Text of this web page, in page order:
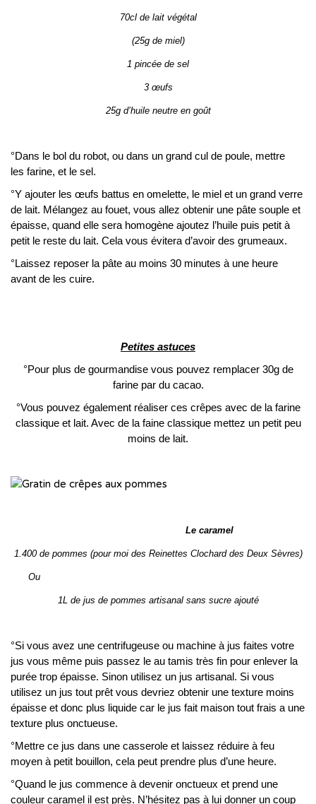
70cl de lait végétal
(25g de miel)
1 pincée de sel
3 œufs
25g d’huile neutre en goût
°Dans le bol du robot, ou dans un grand cul de poule, mettre
les farine, et le sel.
°Y ajouter les œufs battus en omelette, le miel et un grand verre
de lait. Mélangez au fouet, vous allez obtenir une pâte souple et
épaisse, quand elle sera homogène ajoutez l’huile puis petit à
petit le reste du lait. Cela vous évitera d’avoir des grumeaux.
°Laissez reposer la pâte au moins 30 minutes à une heure
avant de les cuire.
Petites astuces
°Pour plus de gourmandise vous pouvez remplacer 30g de
farine par du cacao.
°Vous pouvez également réaliser ces crêpes avec de la farine
classique et lait. Avec de la faine classique mettez un petit peu
moins de lait.
Le caramel
1.400 de pommes (pour moi des Reinettes Clochard des Deux Sèvres)
Ou
1L de jus de pommes artisanal sans sucre ajouté
°Si vous avez une centrifugeuse ou machine à jus faites votre
jus vous même puis passez le au tamis très fin pour enlever la
purée trop épaisse. Sinon utilisez un jus artisanal. Si vous
utilisez un jus tout prêt vous devriez obtenir une texture moins
épaisse et donc plus liquide car le jus fait maison tout frais a une
texture plus onctueuse.
°Mettre ce jus dans une casserole et laissez réduire à feu
moyen à petit bouillon, cela peut prendre plus d’une heure.
°Quand le jus commence à devenir onctueux et prend une
couleur caramel il est près. N’hésitez pas à lui donner un coup